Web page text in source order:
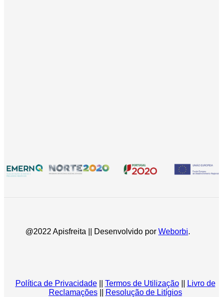
@2022 Apisfreita || Desenvolvido por Weborbi.
Política de Privacidade|| Termos de Utilização||
Livro de
Reclamações|| Resolução de Litígios